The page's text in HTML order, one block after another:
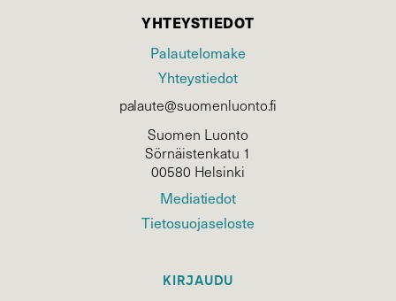
YHTEYSTIEDOT
Palautelomake
Yhteystiedot
palaute@suomenluonto.fi
Suomen Luonto
Sörnäistenkatu 1
00580 Helsinki
Mediatiedot
Tietosuojaseloste
KIRJAUDU